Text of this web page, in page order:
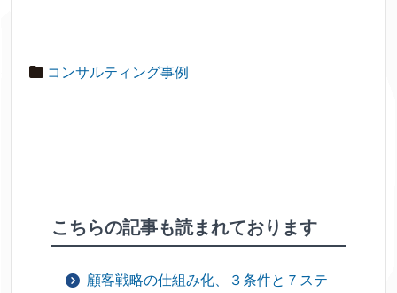
コンサルティング事例
こちらの記事も読まれております
顧客戦略の仕組み化、３条件と７ステ